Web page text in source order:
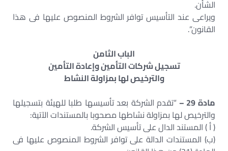
الشأن.
ويراعى عند التأسيس توافر الشروط المنصوص عليها فى هذا
القانون”.
الباب الثامن
تسجيل شركات التأمين وإعادة التأمين
والترخيص لها بمزاولة النشاط
مادة 29 –
“تقدم الشركة بعد تأسيسها طلبا للهيئة بتسجيلها
والترخيص لها بمزاولة نشاطها مصحوبا بالمستندات الآتية:
( أ ) المستند الدال على تأسيس الشركة.
(ب‌) المستندات الدالة على توافر الشروط المنصوص عليها فى